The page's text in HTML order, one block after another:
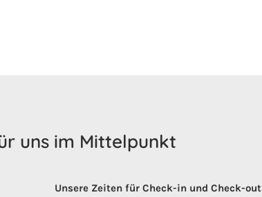
uns im Mittelpunkt
Unsere Zeiten für Check-in und Check-out